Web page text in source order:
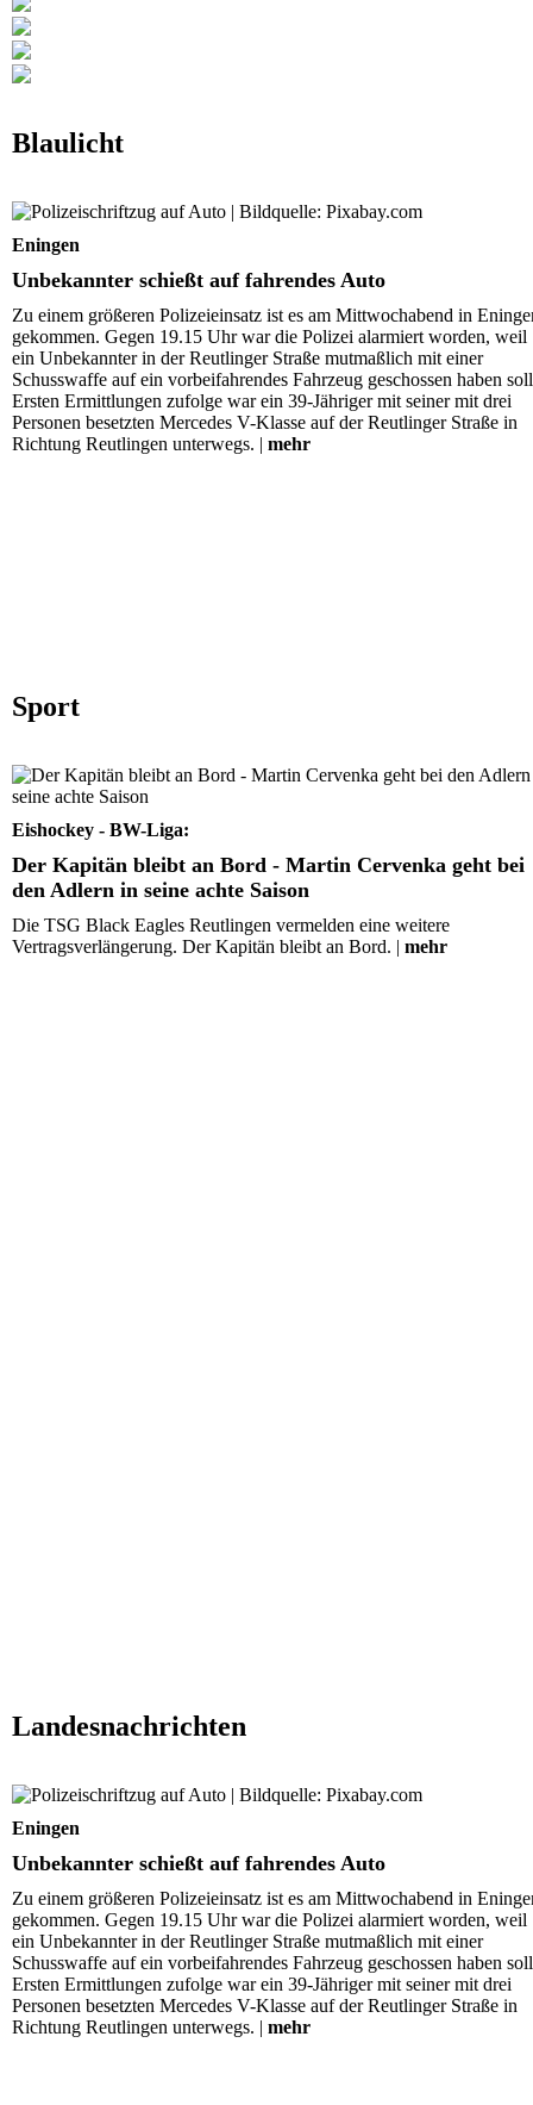
Blaulicht
Unbekannter schießt auf fahrendes Auto
Eningen
Unbekannter schießt auf fahrendes Auto
Zu einem größeren Polizeieinsatz ist es am Mittwochabend in
gekommen. Gegen 19.15 Uhr war die Polizei alarmiert worden, weil
ein Unbekannter in der Reutlinger Straße mutmaßlich mit einer
Schusswaffe auf ein vorbeifahrendes Fahrzeug geschossen haben
Ersten Ermittlungen zufolge war ein 39-Jähriger mit seiner mit drei
Personen besetzten Mercedes V-Klasse auf der Reutlinger Straße in
Richtung Reutlingen unterwegs. | mehr
Sport
Der Kapitän bleibt an Bord - Martin Cervenka geht bei
Adlern in seine achte Saison
Eishockey - BW-Liga:
Der Kapitän bleibt an Bord - Martin Cervenka geht bei
den Adlern in seine achte Saison
Die TSG Black Eagles Reutlingen vermelden eine weitere
Vertragsverlängerung. Der Kapitän bleibt an Bord. | mehr
Landesnachrichten
Unbekannter schießt auf fahrendes Auto
Eningen
Unbekannter schießt auf fahrendes Auto
Zu einem größeren Polizeieinsatz ist es am Mittwochabend in
gekommen. Gegen 19.15 Uhr war die Polizei alarmiert worden, weil
ein Unbekannter in der Reutlinger Straße mutmaßlich mit einer
Schusswaffe auf ein vorbeifahrendes Fahrzeug geschossen haben
Ersten Ermittlungen zufolge war ein 39-Jähriger mit seiner mit drei
Personen besetzten Mercedes V-Klasse auf der Reutlinger Straße in
Richtung Reutlingen unterwegs. | mehr